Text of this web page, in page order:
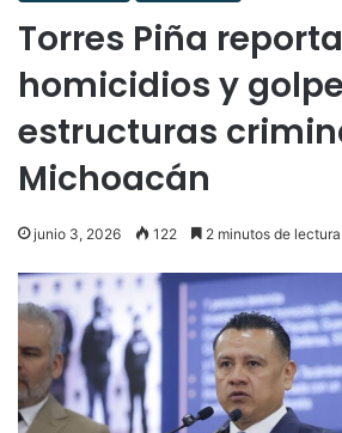
Torres Piña
homicidios y
estructuras
Michoacán
junio 3, 2026 122 2 minutos de lectura